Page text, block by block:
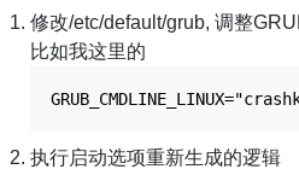
修改/etc/default/grub, 调整
比如我这里的
执行启动选项重新生成的逻辑